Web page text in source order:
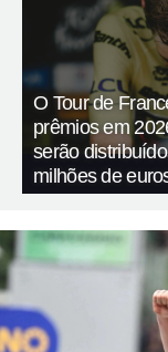
O Tour de
prêmios em
serão
milhões de